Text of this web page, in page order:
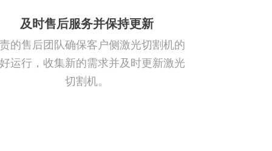
及时售后服务并保持更新
的售后团队确保客户侧激光切割机的
运行，收集新的需求并及时更新激光
切割机。